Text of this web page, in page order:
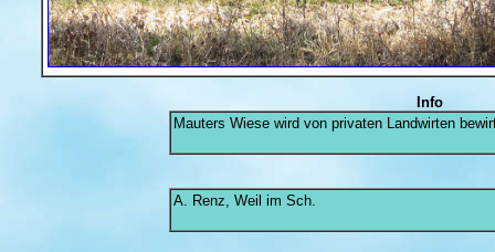
Info
Mauters Wiese wird von privaten Landwirten
A. Renz, Weil im Sch.